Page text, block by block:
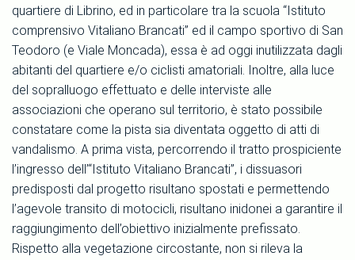
quartiere di Librino, ed in particolare tra la scuola “Istituto
comprensivo Vitaliano Brancati” ed il campo sportivo di San
Teodoro (e Viale Moncada), essa è ad oggi inutilizzata dagli
abitanti del quartiere e/o ciclisti amatoriali. Inoltre, alla luce
del sopralluogo effettuato e delle interviste alle
associazioni che operano sul territorio, è stato possibile
constatare come la pista sia diventata oggetto di atti di
vandalismo. A prima vista, percorrendo il tratto prospiciente
l’ingresso dell’“Istituto Vitaliano Brancati”, i dissuasori
predisposti dal progetto risultano spostati e permettendo
l’agevole transito di motocicli, risultano inidonei a garantire il
raggiungimento dell’obiettivo inizialmente prefissato.
Rispetto alla vegetazione circostante, non si rileva la